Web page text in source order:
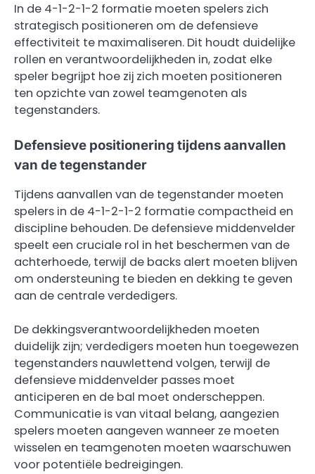
In de 4-1-2-1-2 formatie moeten spelers zich
strategisch positioneren om de defensieve
effectiviteit te maximaliseren. Dit houdt duidelijke
rollen en verantwoordelijkheden in, zodat elke
speler begrijpt hoe zij zich moeten positioneren
ten opzichte van zowel teamgenoten als
tegenstanders.
Defensieve positionering tijdens aanvallen
van de tegenstander
Tijdens aanvallen van de tegenstander moeten
spelers in de 4-1-2-1-2 formatie compactheid en
discipline behouden. De defensieve middenvelder
speelt een cruciale rol in het beschermen van de
achterhoede, terwijl de backs alert moeten blijven
om ondersteuning te bieden en dekking te geven
aan de centrale verdedigers.
De dekkingsverantwoordelijkheden moeten
duidelijk zijn; verdedigers moeten hun toegewezen
tegenstanders nauwlettend volgen, terwijl de
defensieve middenvelder passes moet
anticiperen en de bal moet onderscheppen.
Communicatie is van vitaal belang, aangezien
spelers moeten aangeven wanneer ze moeten
wisselen en teamgenoten moeten waarschuwen
voor potentiële bedreigingen.